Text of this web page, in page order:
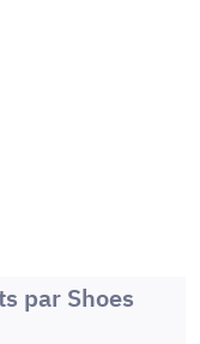
par Shoes